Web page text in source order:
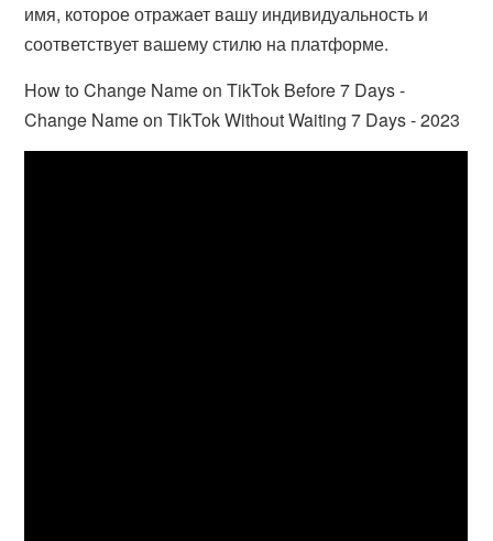
имя, которое отражает вашу индивидуальность и
соответствует вашему стилю на платформе.
How to Change Name on TikTok Before 7 Days -
Change Name on TikTok Without Waiting 7 Days - 2023